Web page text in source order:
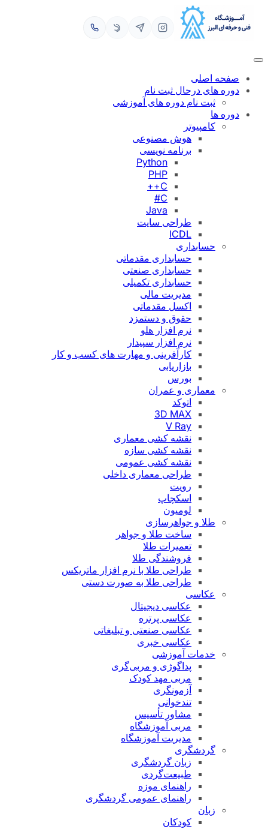
محتوا
صفحه اصلی
دوره های درحال ثبت نام
ثبت نام دوره های آموزشی
دوره ها
کامپیوتر
هوش مصنوعی
برنامه نویسی
Python
PHP
C++
C#
Java
طراحی سایت
ICDL
حسابداری
حسابداری مقدماتی
حسابداری صنعتی
حسابداری تکمیلی
مدیریت مالی
اکسل مقدماتی
حقوق و دستمزد
نرم افزار هلو
نرم افزار سپیدار
کارآفرینی و مهارت های کسب و کار
بازاریابی
بورس
معماری و عمران
اتوکد
3D MAX
V Ray
نقشه کشی معماری
نقشه کشی سازه
نقشه کشی عمومی
طراحی معماری داخلی
رویت
اسکچاپ
لومیون
طلا و جواهرسازی
ساخت طلا و جواهر
تعمیرات طلا
فروشندگی طلا
طراحی طلا با نرم افزار ماتریکس
طراحی طلا به صورت دستی
عکاسی
عکاسی دیجیتال
عکاسی پرتره
عکاسی صنعتی و تبلیغاتی
عکاسی خبری
خدمات آموزشی
پداگوژی و مربی‌گری
مربی مهد کودک
آزمونگری
تندخوانی
مشاور تأسیس
مربی آموزشگاه
مدیریت آموزشگاه
گردشگری
زبان گردشگری
طبیعت‌گردی
راهنمای موزه
راهنمای عمومی گردشگری
زبان
کودکان